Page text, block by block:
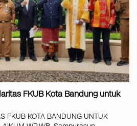
FKUB Kota Bandung untuk
FKUB KOTA BANDUNG UNTUK